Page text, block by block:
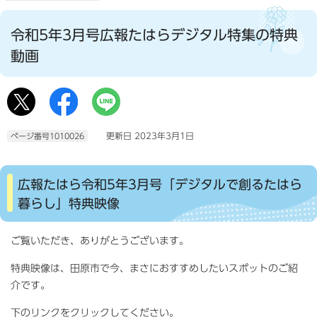
令和5年3月号広報たはらデジタル特集の特典
動画
ページ番号1010026 更新日 2023年3月1日
広報たはら令和5年3月号「デジタルで創るたはら
暮らし」特典映像
ご覧いただき、ありがとうございます。
特典映像は、田原市で今、まさにおすすめしたいスポットのご紹
介です。
下のリンクをクリックしてください。